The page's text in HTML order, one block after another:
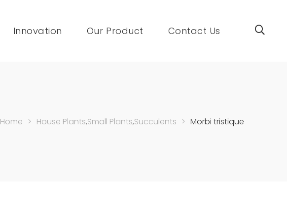
Innovation Our Product Contact Us
Home > House Plants,Small Plants,Succulents > Morbi tristique